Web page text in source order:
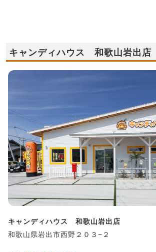
キャンディハウス 和歌山岩出店
キャンディハウス 和歌山岩出店
和歌山県岩出市西野２０３−２